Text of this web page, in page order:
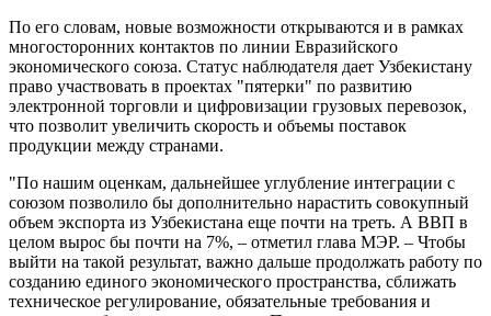
По его словам, новые возможности открываются и в рамках
многосторонних контактов по линии Евразийского
экономического союза. Статус наблюдателя дает Узбекистану
право участвовать в проектах "пятерки" по развитию
электронной торговли и цифровизации грузовых перевозок,
что позволит увеличить скорость и объемы поставок
продукции между странами.
"По нашим оценкам, дальнейшее углубление интеграции с
союзом позволило бы дополнительно нарастить совокупный
объем экспорта из Узбекистана еще почти на треть. А ВВП в
целом вырос бы почти на 7%, – отметил глава МЭР. – Чтобы
выйти на такой результат, важно дальше продолжать работу по
созданию единого экономического пространства, сближать
техническое регулирование, обязательные требования и